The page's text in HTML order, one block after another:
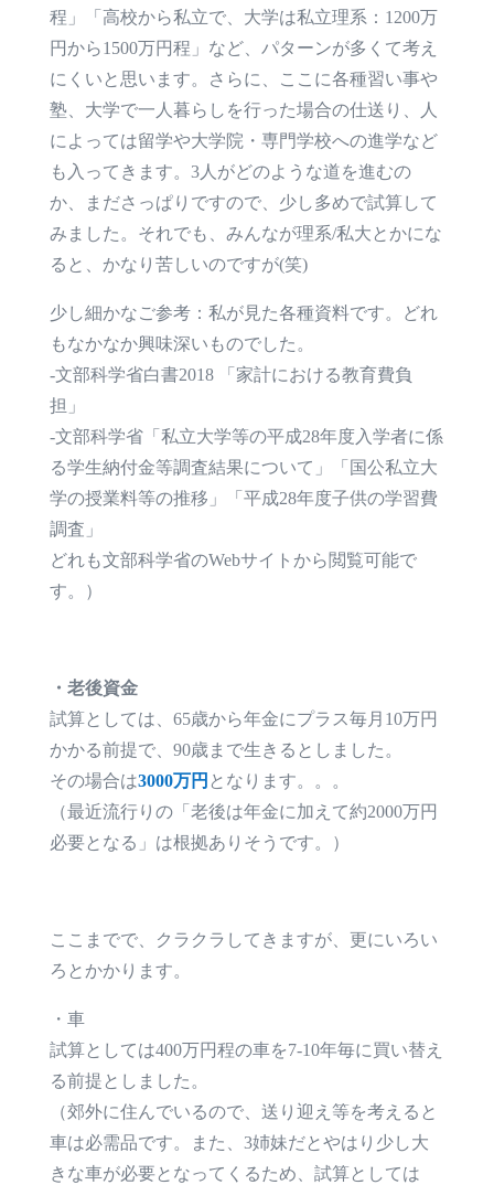
程」「高校から私立で、大学は私立理系：1200万
円から1500万円程」など、パターンが多くて考え
にくいと思います。さらに、ここに各種習い事や
塾、大学で一人暮らしを行った場合の仕送り、人
によっては留学や大学院・専門学校への進学など
も入ってきます。3人がどのような道を進むの
か、まださっぱりですので、少し多めで試算して
みました。それでも、みんなが理系/私大とかにな
ると、かなり苦しいのですが(笑)
少し細かなご参考：私が見た各種資料です。どれ
もなかなか興味深いものでした。
-文部科学省白書2018 「家計における教育費負
担」
-文部科学省「私立大学等の平成28年度入学者に係
る学生納付金等調査結果について」「国公私立大
学の授業料等の推移」「平成28年度子供の学習費
調査」
どれも文部科学省のWebサイトから閲覧可能で
す。）
・老後資金
試算としては、65歳から年金にプラス毎月10万円
かかる前提で、90歳まで生きるとしました。
その場合は3000万円 となります。。。
（最近流行りの「老後は年金に加えて約2000万円
必要となる」は根拠ありそうです。）
ここまでで、クラクラしてきますが、更にいろい
ろとかかります。
・車
試算としては400万円程の車を7-10年毎に買い替え
る前提としました。
（郊外に住んでいるので、送り迎え等を考えると
車は必需品です。また、3姉妹だとやはり少し大
きな車が必要となってくるため、試算としては